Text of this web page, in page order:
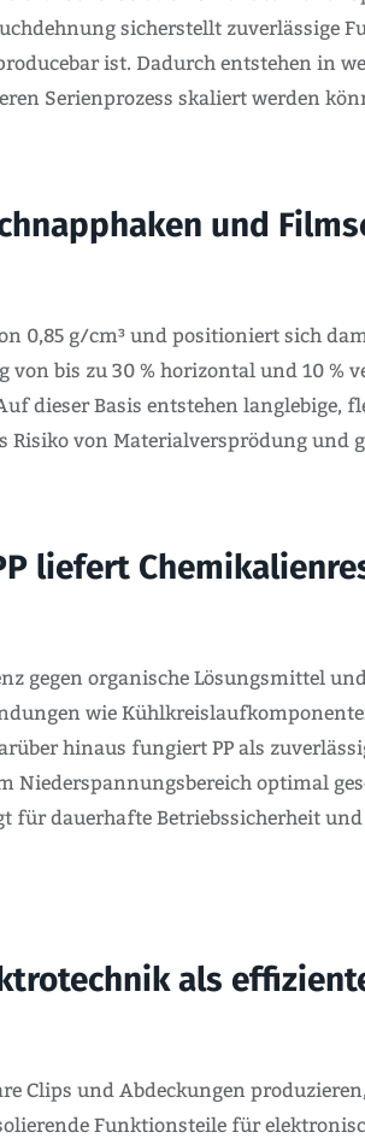
sicherstellt zuverlässige
ist. Dadurch entstehen in
Serienprozess skaliert werden
und
0,85 g/cm³ und positioniert sich
bis zu 30 % horizontal und 10 %
dieser Basis entstehen langlebige,
von Materialversprödung und
liefert
gegen organische Lösungsmittel
wie
hinaus fungiert PP als
Niederspannungsbereich optimal
für dauerhafte Betriebssicherheit
als
Clips und Abdeckungen
Funktionsteile für